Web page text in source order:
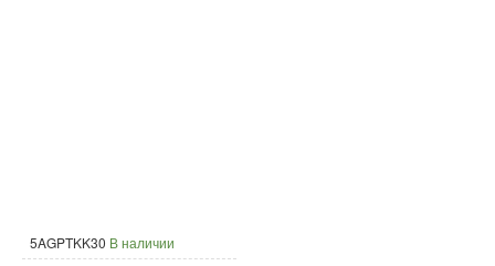
5AGPTKK30 В наличии